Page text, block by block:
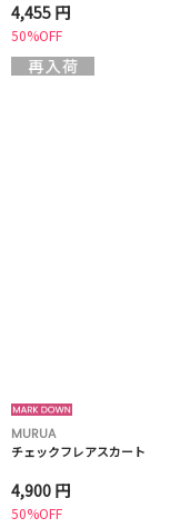
4,455 円
50%OFF
MURUA
チェックフレアスカート
4,900 円
50%OFF